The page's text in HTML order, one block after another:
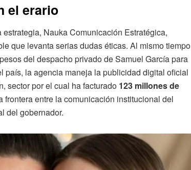
el erario
Nauka Comunicación Estratégica,
que levanta serias dudas éticas. Al mismo tiempo
del despacho privado de Samuel García para
país, la agencia maneja la publicidad digital oficial
sector por el cual ha facturado 123 millones de
entre la comunicación institucional del
del gobernador.